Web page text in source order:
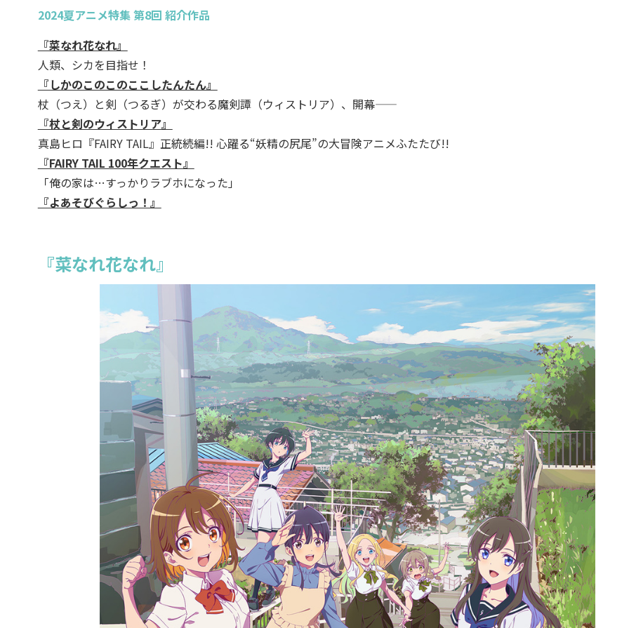
2024夏アニメ特集 第8回 紹介作品
『菜なれ花なれ』
人類、シカを目指せ！
『しかのこのこのここしたんたん』
杖（つえ）と剣（つるぎ）が交わる魔剣譚（ウィストリア）、開幕――
『杖と剣のウィストリア』
真島ヒロ『FAIRY TAIL』正統続編!! 心躍る“妖精の尻尾”の大冒険アニメふたたび!!
『FAIRY TAIL 100年クエスト』
「俺の家は…すっかりラブホになった」
『よあそびぐらしっ！』
『菜なれ花なれ』